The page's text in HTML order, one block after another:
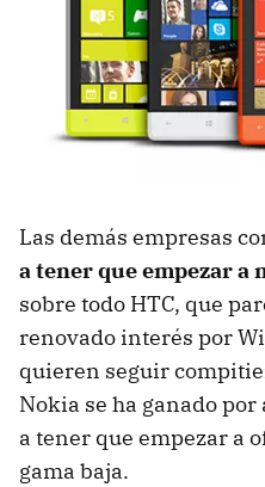
Las demás empresas
a tener que empezar a
sobre todo HTC, que
renovado interés por
quieren seguir
Nokia se ha ganado
a tener que empezar a
gama baja.